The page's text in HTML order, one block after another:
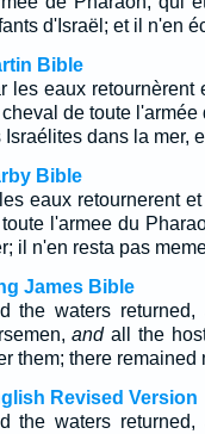
d'Israël; et il n'en
Bible
les eaux retournèrent
de toute
Israélites dans la mer,
Bible
eaux retournerent
l'armee du
il n'en resta pas
James Bible
the waters
andall the
them; there remained
Revised Version
the waters